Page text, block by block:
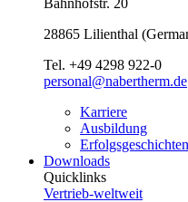
Bahnhofstr. 20
28865 Lilienthal (
Tel. +49 4298 922-0
personal@nabertherm.de
Karriere
Ausbildung
Erfolgsgeschichten
Downloads
Quicklinks
Vertrieb-weltweit